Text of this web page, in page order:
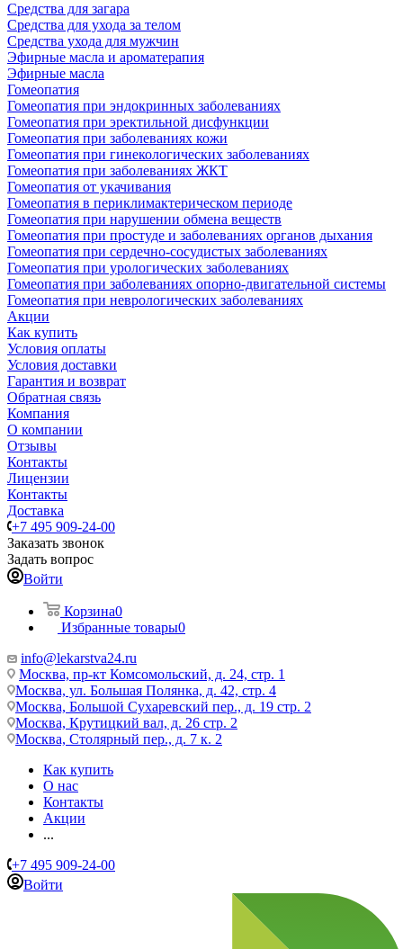
Средства для загара
Средства для ухода за телом
Средства ухода для мужчин
Эфирные масла и ароматерапия
Эфирные масла
Гомеопатия
Гомеопатия при эндокринных заболеваниях
Гомеопатия при эректильной дисфункции
Гомеопатия при заболеваниях кожи
Гомеопатия при гинекологических заболеваниях
Гомеопатия при заболеваниях ЖКТ
Гомеопатия от укачивания
Гомеопатия в периклимактерическом периоде
Гомеопатия при нарушении обмена веществ
Гомеопатия при простуде и заболеваниях органов дыхания
Гомеопатия при сердечно-сосудистых заболеваниях
Гомеопатия при урологических заболеваниях
Гомеопатия при заболеваниях опорно-двигательной системы
Гомеопатия при неврологических заболеваниях
Акции
Как купить
Условия оплаты
Условия доставки
Гарантия и возврат
Обратная связь
Компания
О компании
Отзывы
Контакты
Лицензии
Контакты
Доставка
+7 495 909-24-00
Заказать звонок
Задать вопрос
Войти
Корзина0
Избранные товары0
info@lekarstva24.ru
Москва, пр-кт Комсомольский, д. 24, стр. 1
Москва, ул. Большая Полянка, д. 42, стр. 4
Москва, Большой Сухаревский пер., д. 19 стр. 2
Москва, Крутицкий вал, д. 26 стр. 2
Москва, Столярный пер., д. 7 к. 2
Как купить
О нас
Контакты
Акции
...
+7 495 909-24-00
Войти